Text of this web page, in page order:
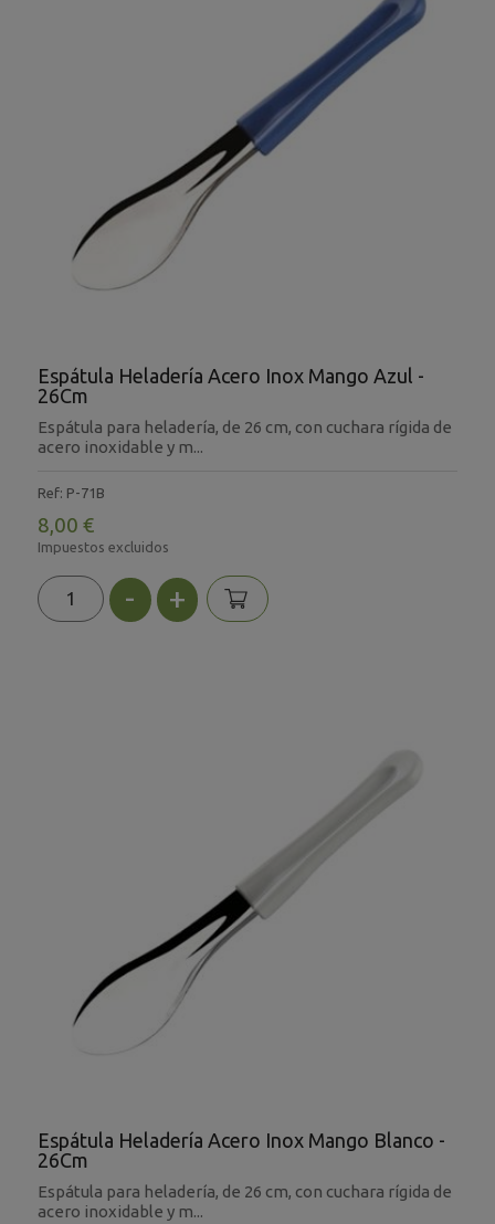
Espátula Heladería Acero Inox Mango Azul -
26Cm
Espátula para heladería, de 26 cm, con cuchara rígida de
acero inoxidable y m...
Ref: P-71B
8,00 €
Impuestos excluidos
- +
Espátula Heladería Acero Inox Mango Blanco -
26Cm
Espátula para heladería, de 26 cm, con cuchara rígida de
acero inoxidable y m...